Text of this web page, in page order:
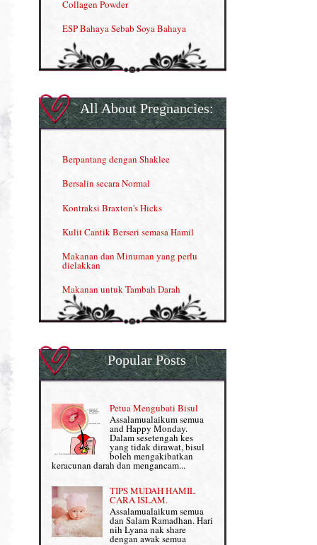
Collagen Powder
ESP Bahaya Sebab Soya Bahaya
ESP Produk Shaklee Paling HOT
Gla Complex (II)
Herbal Blend the Magic Cream
Nutrisi untuk Ikhtiar Hamil
OMEGA GUARD
Omega Guard: EPA & DHA for kids
OSTEMATRIX
Pantang Larang dalam Pengambilan
Vitamin
Penjagaan Rambut: Prosante Hair Care
Persediaan Haji & Umrah
Review Part 1: Shaklee bagus ke?
Review Part 2: Shaklee's Slimming Set
Review Part 3: Shaklee's Beauty Set
Senggugut dan Sindrom PMS
All About Pregnancies:
Berpantang dengan Shaklee
Bersalin secara Normal
Kontraksi Braxton's Hicks
Kulit Cantik Berseri semasa Hamil
Makanan dan Minuman yang perlu
dielakkan
Makanan untuk Tambah Darah
Masalah HB rendah?
Normal VS Czer
Pemakanan Semasa Hamil
Penyusuan Bayi
Perkembangan Minda Bayi
Supplement untuk Kehamilan
Popular Posts
Petua Mengubati Bisul
Assalamualaikum semua
and Happy Monday.
Dalam sesetengah kes
yang tidak dirawat, bisul
boleh mengakibatkan
keracunan darah dan mengancam...
TIPS MUDAH HAMIL
CARA ISLAM.
Assalamualaikum semua
dan Salam Ramadhan. Hari
nih Lyana nak share
dengan awak semua